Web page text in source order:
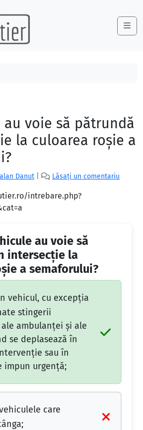
au voie să pătrundă
la culoarea roşie a
Danut Lăsați un comentariu
intrebare.php?
au voie să
intersecţie la
a semaforului?
vehicul, cu excepţia
stingerii
ambulanţei şi ale
se deplasează în
sau în
impun urgenţă;
care